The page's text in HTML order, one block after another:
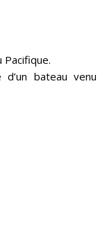
Pacifique.
bateau venu